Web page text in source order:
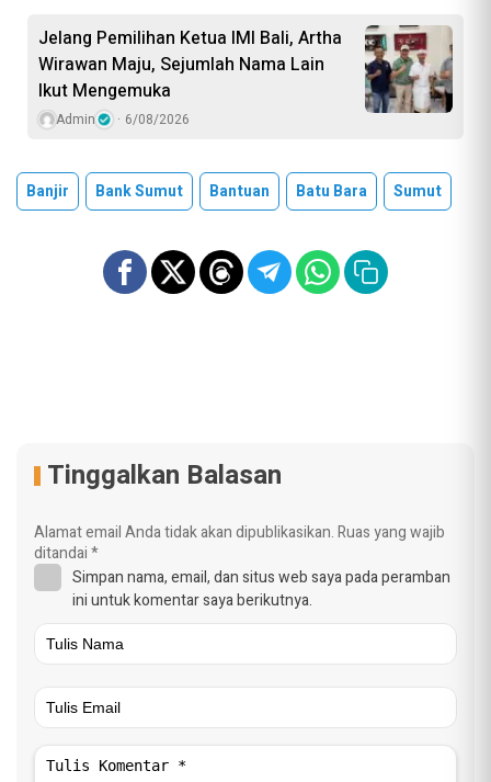
Jelang Pemilihan Ketua IMI Bali, Artha
Wirawan Maju, Sejumlah Nama Lain
Ikut Mengemuka
Admin 6/08/2026
Banjir Bank Sumut Bantuan Batu Bara Sumut
Tinggalkan Balasan
Alamat email Anda tidak akan dipublikasikan.Ruas yang wajib
ditandai*
Simpan nama, email, dan situs web saya pada peramban
ini untuk komentar saya berikutnya.